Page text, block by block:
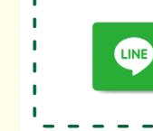
区の輪番体制によ
しい重症患者を診